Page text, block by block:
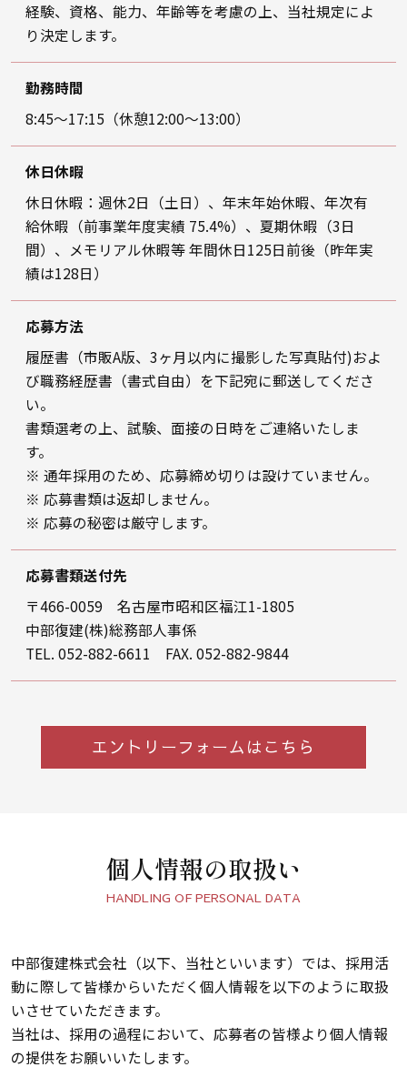
経験、資格、能力、年齢等を考慮の上、当社規定によ
り決定します。
勤務時間
8:45～17:15（休憩12:00～13:00）
休日休暇
休日休暇：週休2日（土日）、年末年始休暇、年次有
給休暇（前事業年度実績 75.4%）、夏期休暇（3日
間）、 メモリアル休暇等 年間休日125日前後（昨年実
績は128日）
応募方法
履歴書（市販A版、3ヶ月以内に撮影した写真貼付)およ
び職務経歴書（書式自由）を下記宛に郵送してくださ
い。
書類選考の上、試験、面接の日時をご連絡いたしま
す。
※ 通年採用のため、応募締め切りは設けていません。
※ 応募書類は返却しません。
※ 応募の秘密は厳守します。
応募書類送付先
〒466-0059 名古屋市昭和区福江1-1805
中部復建(株)総務部人事係
TEL. 052-882-6611 FAX. 052-882-9844
エントリーフォームはこちら
個人情報の取扱い
HANDLING OF PERSONAL DATA
中部復建株式会社（以下、当社といいます）では、採用活
動に際して皆様からいただく個人情報を以下のように取扱
いさせていただきます。
当社は、採用の過程において、応募者の皆様より個人情報
の提供をお願いいたします。